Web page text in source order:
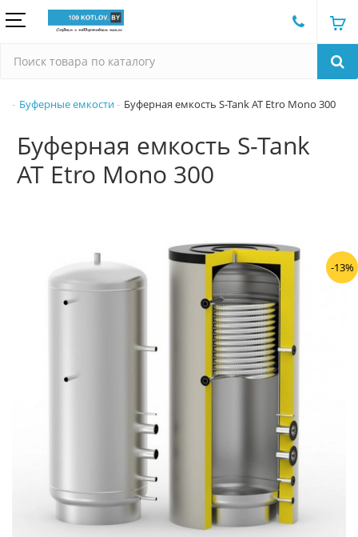
Буферные емкости Буферная емкость S-Tank AT Etro Mono 300
Буферная емкость S-Tank
AT Etro Mono 300
-13%